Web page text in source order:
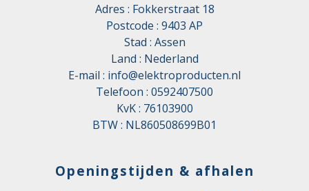
Adres : Fokkerstraat 18
Postcode : 9403 AP
Stad : Assen
Land : Nederland
E-mail : info@elektroproducten.nl
Telefoon : 0592407500
KvK : 76103900
BTW : NL860508699B01
Openingstijden & afhalen